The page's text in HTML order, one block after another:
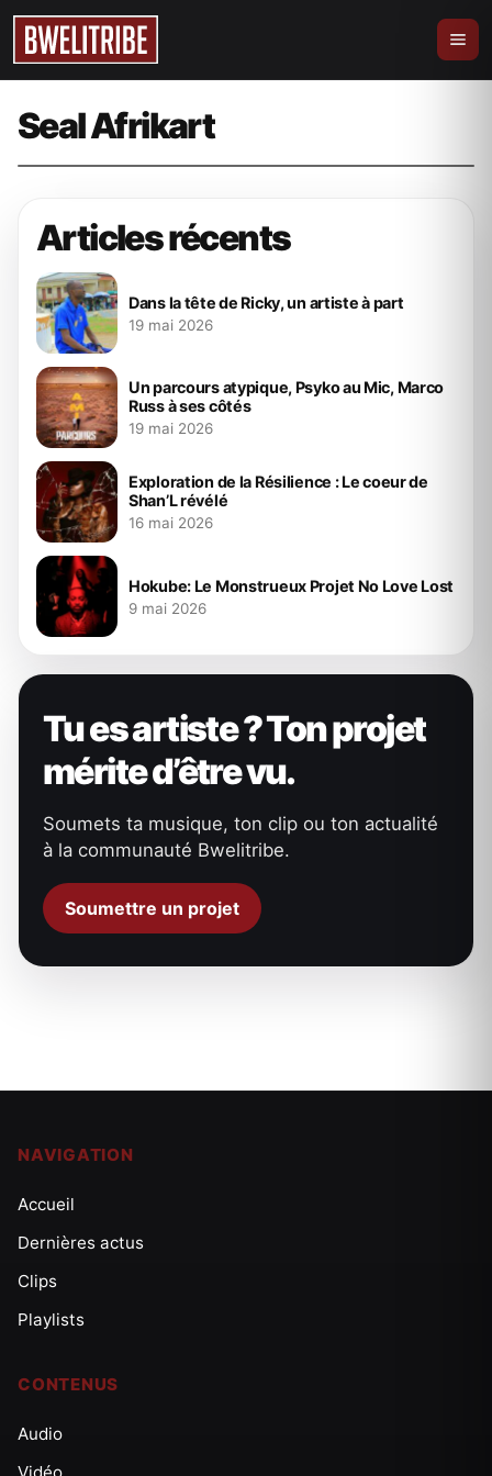
Seal Afrikart
Audio
BooDee de retour avec « Supernova »
(Audio)
4 mars 2024 bweliever
Articles récents
Dans la tête de Ricky, un artiste à part
19 mai 2026
Un parcours atypique, Psyko au Mic, Marco
Russ à ses côtés
19 mai 2026
Exploration de la Résilience : Le coeur de
Shan’L révélé
16 mai 2026
Hokube: Le Monstrueux Projet No Love Lost
9 mai 2026
Tu es artiste ? Ton projet
mérite d’être vu.
Soumets ta musique, ton clip ou ton actualité
à la communauté Bwelitribe.
Soumettre un projet
NAVIGATION
Accueil
Dernières actus
Clips
Playlists
CONTENUS
Audio